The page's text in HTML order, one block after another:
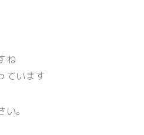
ね
ています
。